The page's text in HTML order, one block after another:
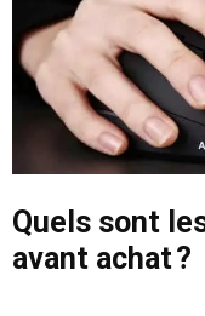
Quels sont
avant achat ?